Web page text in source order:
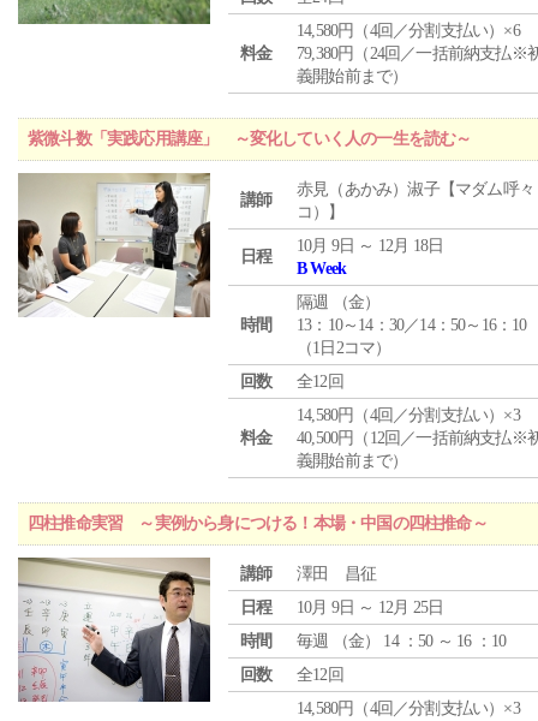
料金
14,580円（4回／分割支払い）×6
79,380円（24回／一括前納支払※
義開始前まで）
紫微斗数「実践応用講座」 ～変化していく人の一生を読む～
講師
赤見（あかみ）淑子【マダム呼々
コ）】
日程
10月 9日 ～ 12月 18日
B Week
時間
隔週 （金）
13：10～14：30／14：50～16：10
（1日2コマ）
回数
全12回
料金
14,580円（4回／分割支払い）×3
40,500円（12回／一括前納支払※
義開始前まで）
四柱推命実習 ～実例から身につける！本場・中国の四柱推命～
講師
澤田 昌征
日程
10月 9日 ～ 12月 25日
時間
毎週 （金） 14 ：50 ～ 16 ：10
回数
全12回
14,580円（4回／分割支払い）×3